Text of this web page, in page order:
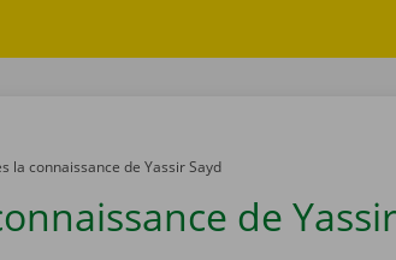
la connaissance de Yassir Sayd
de